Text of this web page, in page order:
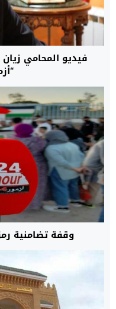
فيديو المحامي
وقفة تضامنية